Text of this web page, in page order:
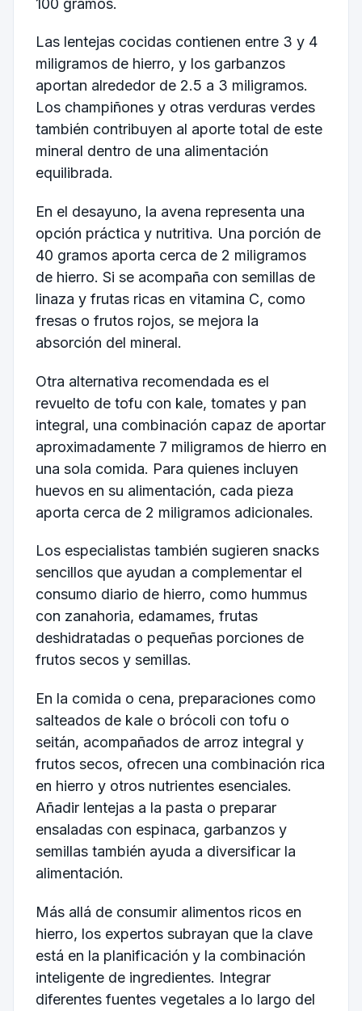
100 gramos.
Las lentejas cocidas contienen entre 3 y 4
miligramos de hierro, y los garbanzos
aportan alrededor de 2.5 a 3 miligramos.
Los champiñones y otras verduras verdes
también contribuyen al aporte total de este
mineral dentro de una alimentación
equilibrada.
En el desayuno, la avena representa una
opción práctica y nutritiva. Una porción de
40 gramos aporta cerca de 2 miligramos
de hierro. Si se acompaña con semillas de
linaza y frutas ricas en vitamina C, como
fresas o frutos rojos, se mejora la
absorción del mineral.
Otra alternativa recomendada es el
revuelto de tofu con kale, tomates y pan
integral, una combinación capaz de aportar
aproximadamente 7 miligramos de hierro en
una sola comida. Para quienes incluyen
huevos en su alimentación, cada pieza
aporta cerca de 2 miligramos adicionales.
Los especialistas también sugieren snacks
sencillos que ayudan a complementar el
consumo diario de hierro, como hummus
con zanahoria, edamames, frutas
deshidratadas o pequeñas porciones de
frutos secos y semillas.
En la comida o cena, preparaciones como
salteados de kale o brócoli con tofu o
seitán, acompañados de arroz integral y
frutos secos, ofrecen una combinación rica
en hierro y otros nutrientes esenciales.
Añadir lentejas a la pasta o preparar
ensaladas con espinaca, garbanzos y
semillas también ayuda a diversificar la
alimentación.
Más allá de consumir alimentos ricos en
hierro, los expertos subrayan que la clave
está en la planificación y la combinación
inteligente de ingredientes. Integrar
diferentes fuentes vegetales a lo largo del